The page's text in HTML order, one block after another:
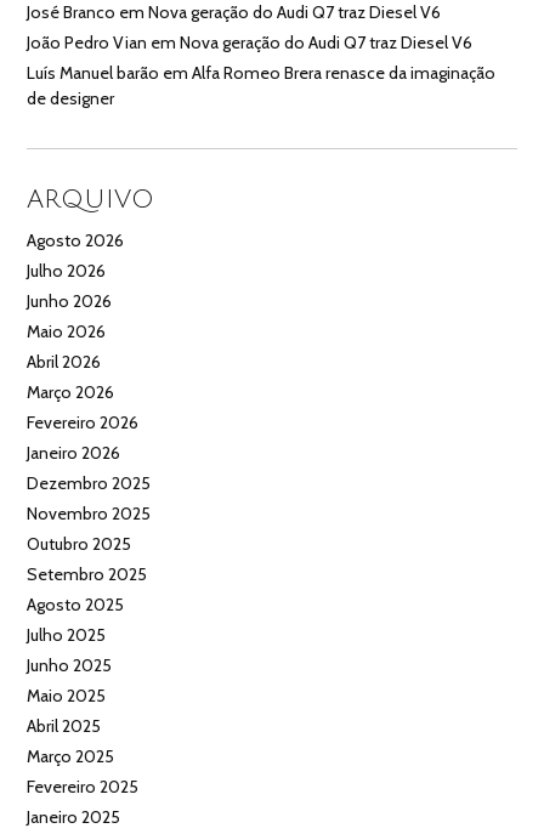
José Branco emNova geração do Audi Q7 traz Diesel V6
João Pedro Vian emNova geração do Audi Q7 traz Diesel V6
Luís Manuel barão emAlfa Romeo Brera renasce da imaginação
de designer
ARQUIVO
Agosto 2026
Julho 2026
Junho 2026
Maio 2026
Abril 2026
Março 2026
Fevereiro 2026
Janeiro 2026
Dezembro 2025
Novembro 2025
Outubro 2025
Setembro 2025
Agosto 2025
Julho 2025
Junho 2025
Maio 2025
Abril 2025
Março 2025
Fevereiro 2025
Janeiro 2025